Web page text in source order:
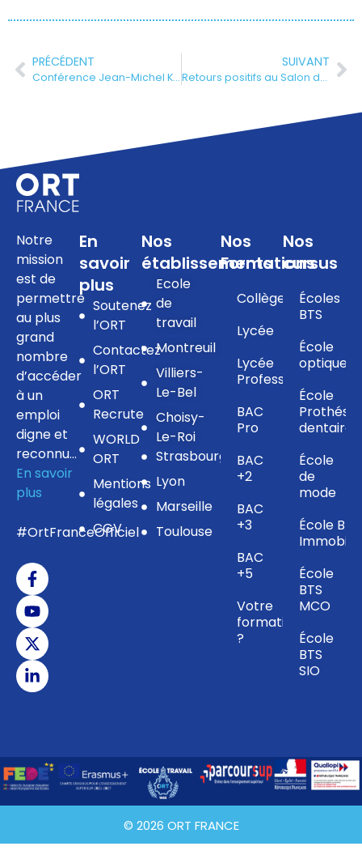
PRÉCÉDENT
Conférence Jean-Michel Koch : Chef-d’œuvre inconnu de Balzac
SUIVANT
Retours positifs au Salon des écoles juives
Notre
mission
est de
permettre
au plus
grand
nombre
d’accéder
à un
emploi
digne et
reconnu…
En savoir
plus
#OrtFranceOfficiel
En
savoir
plus
Soutenez
l’ORT
Contactez
l’ORT
ORT
Recrute
WORLD
ORT
Mentions
légales
CGV
Nos
établissements
Ecole
de
travail
Montreuil
Villiers-
Le-Bel
Choisy-
Le-Roi
Strasbourg
Lyon
Marseille
Toulouse
Nos
Formations
Collège
Lycée
Lycée
Professionnel
BAC
Pro
BAC
+2
BAC
+3
BAC
+5
Votre
formation
?
Nos
cursus
Écoles
BTS
École
optique
École
dentaire
École
de
mode
École BTS
École
BTS
MCO
École
BTS
SIO
© 2026 ORT FRANCE